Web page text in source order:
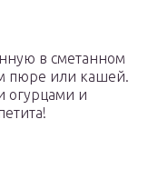
в сметанном
пюре или кашей.
огурцами и